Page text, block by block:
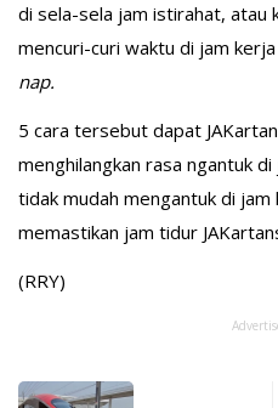
di sela-sela jam istirahat, atau
mencuri-curi waktu di jam
nap.
5 cara tersebut dapat
menghilangkan rasa ngantuk
tidak mudah mengantuk di jam
memastikan jam tidur
(RRY)